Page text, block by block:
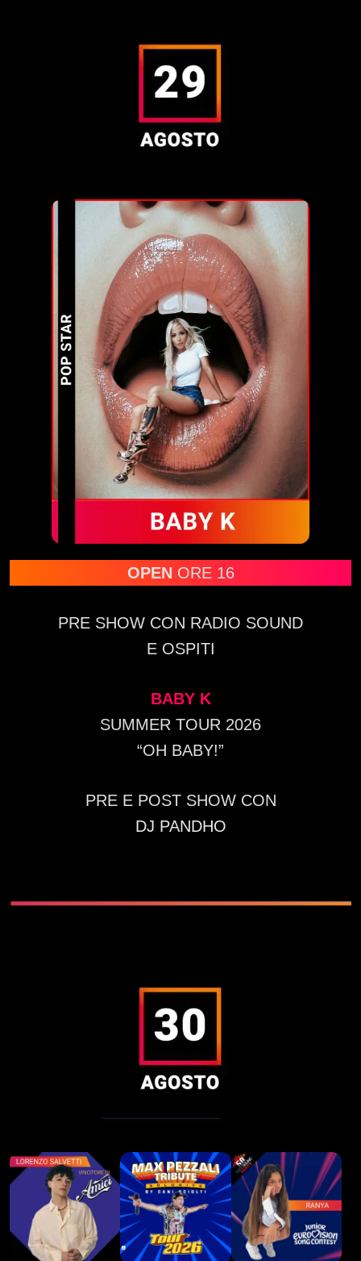
OPEN ORE 16
PRE SHOW CON RADIO SOUND
E OSPITI
BABY K
SUMMER TOUR 2026
“OH BABY!”
PRE E POST SHOW CON
DJ PANDHO